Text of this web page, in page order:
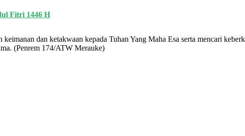
Fitri 1446 H
dan ketakwaan kepada Tuhan Yang Maha Esa serta mencari
(Penrem 174/ATW Merauke)